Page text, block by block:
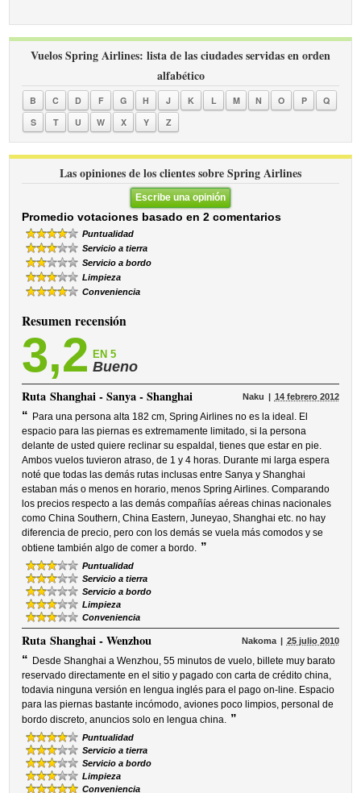
Vuelos Spring Airlines: lista de las ciudades servidas en orden
alfabético
B C D F G H J K L M N O P
Q
S
T U W X Y Z
Las opiniones de los clientes sobre Spring Airlines
Escribe una opinión
Promedio votaciones basado en 2 comentarios
Puntualidad
Servicio a tierra
Servicio a bordo
Limpieza
Conveniencia
Resumen recensión
3,2 EN 5
Bueno
RutaShanghai - Sanya - Shanghai Naku 14 febrero 2012
“ Para una persona alta 182 cm, Spring Airlines no es la ideal. El
espacio para las piernas es extremamente limitado, si la persona
delante de usted quiere reclinar su espaldal, tienes que estar en pie.
Ambos vuelos tuvieron atraso, de 1 y 4 horas. Durante mi larga espera
noté que todas las demás rutas inclusas entre Sanya y Shanghai
estaban más o menos en horario, menos Spring Airlines. Comparando
los precios respecto a las demás compañías aéreas chinas nacionales
como China Southern, China Eastern, Juneyao, Shanghai etc. no hay
diferencia de precio, pero con los demás se vuela más comodos y se
obtiene también algo de comer a bordo. ”
Puntualidad
Servicio a tierra
Servicio a bordo
Limpieza
Conveniencia
RutaShanghai - Wenzhou Nakoma 25 julio 2010
“ Desde Shanghai a Wenzhou, 55 minutos de vuelo, billete muy barato
reservado directamente en el sitio y pagado con carta de crédito china,
todavia ninguna versión en lengua inglés para el pago on-line. Espacio
para las piernas bastante incómodo, aviones poco limpios, personal de
bordo discreto, anuncios solo en lengua china. ”
Puntualidad
Servicio a tierra
Servicio a bordo
Limpieza
Conveniencia